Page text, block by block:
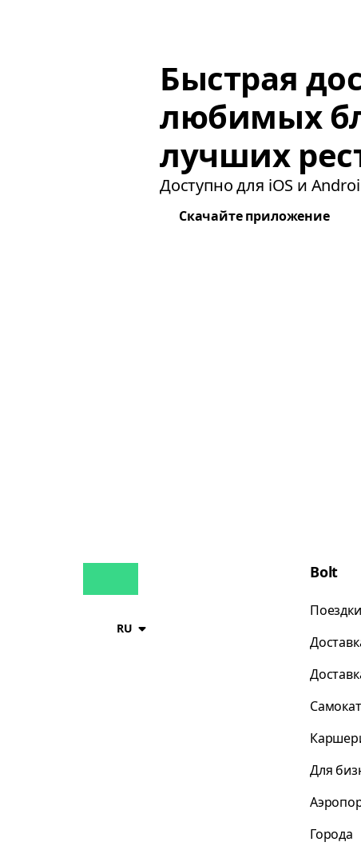
Быстрая
любимых
лучших
Доступно для iOS и
Скачайте приложение
RU
Bolt
Поездки
Для
Города